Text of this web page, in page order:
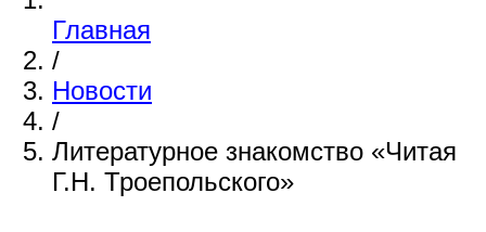
Главная
/
Новости
/
Литературное знакомство «Читая
Г.Н. Троепольского»